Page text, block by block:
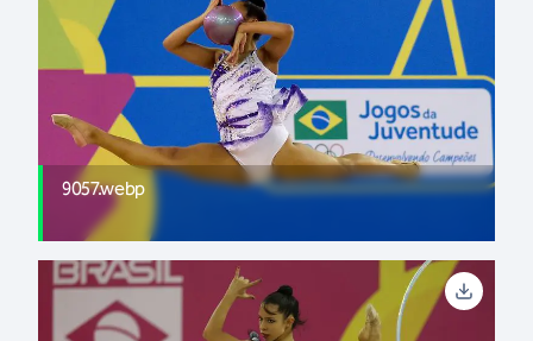
9057.webp